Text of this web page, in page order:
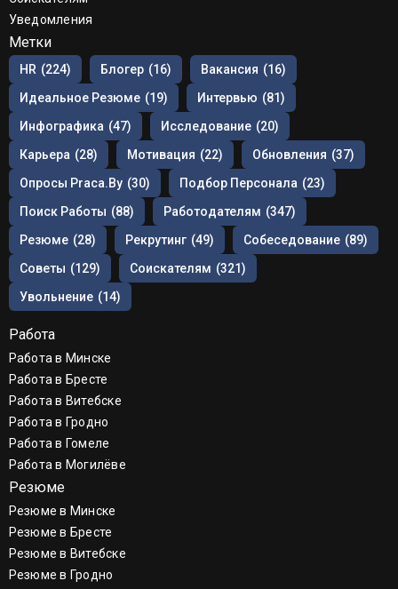
Уведомления
Метки
HR (224) Блогер (16) Вакансия (16)
Идеальное Резюме (19) Интервью (81)
Инфографика (47) Исследование (20)
Карьера (28) Мотивация (22) Обновления (37)
Опросы Praca.by (30) Подбор Персонала (23)
Поиск Работы (88) Работодателям (347)
Резюме (28) Рекрутинг (49) Собеседование (89)
Советы (129) Соискателям (321)
Увольнение (14)
Работа
Работа в Минске
Работа в Бресте
Работа в Витебске
Работа в Гродно
Работа в Гомеле
Работа в Могилёве
Резюме
Резюме в Минске
Резюме в Бресте
Резюме в Витебске
Резюме в Гродно